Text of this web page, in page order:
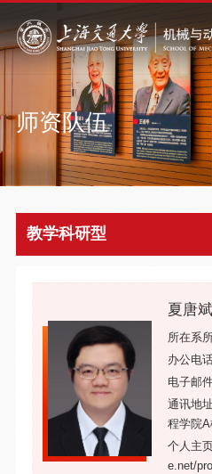
师资队伍
教学科研型
夏唐斌
所在系
办公电
电子邮
通讯地
程学院
个人主
e.net/